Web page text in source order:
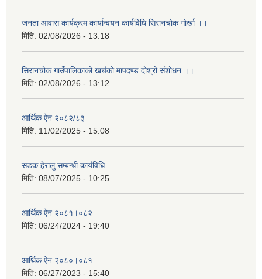
जनता आवास कार्यक्रम कार्यान्वयन कार्यविधि सिरानचोक गोर्खा ।।
मिति: 02/08/2026 - 13:18
सिरानचोक गाउँपालिकाको खर्चको मापदण्ड दोश्रो संशोधन ।।
मिति: 02/08/2026 - 13:12
आर्थिक ऐन २०८२/८३
मिति: 11/02/2025 - 15:08
सडक हेरालु सम्बन्धी कार्यविधि
मिति: 08/07/2025 - 10:25
आर्थिक ऐन २०८१।०८२
मिति: 06/24/2024 - 19:40
आर्थिक ऐन २०८०।०८१
मिति: 06/27/2023 - 15:40